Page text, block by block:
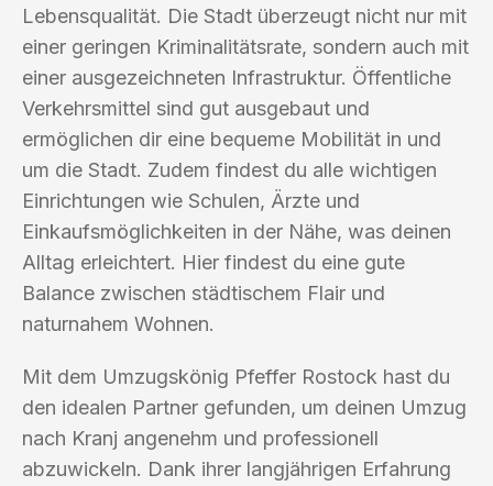
Lebensqualität. Die Stadt überzeugt nicht nur mit
einer geringen Kriminalitätsrate, sondern auch mit
einer ausgezeichneten Infrastruktur. Öffentliche
Verkehrsmittel sind gut ausgebaut und
ermöglichen dir eine bequeme Mobilität in und
um die Stadt. Zudem findest du alle wichtigen
Einrichtungen wie Schulen, Ärzte und
Einkaufsmöglichkeiten in der Nähe, was deinen
Alltag erleichtert. Hier findest du eine gute
Balance zwischen städtischem Flair und
naturnahem Wohnen.
Mit dem Umzugskönig Pfeffer Rostock hast du
den idealen Partner gefunden, um deinen Umzug
nach Kranj angenehm und professionell
abzuwickeln. Dank ihrer langjährigen Erfahrung